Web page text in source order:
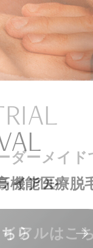
着いた空間
スを提供し
ちら
機能医療脱
ら
ダーメイド
イアル
アルはこ
ら
チエイ
な身体へ
はこちら
ら
高のギフト
ご案内